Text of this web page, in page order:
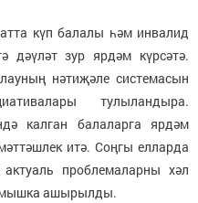
күп балалы һәм инвалид
дәүләт зур ярдәм күрсәтә.
нәтиҗәле системасын
тулыландыра.
калган балаларга ярдәм
итә. Соңгы елларда
проблемаларны хәл
ашырылды.